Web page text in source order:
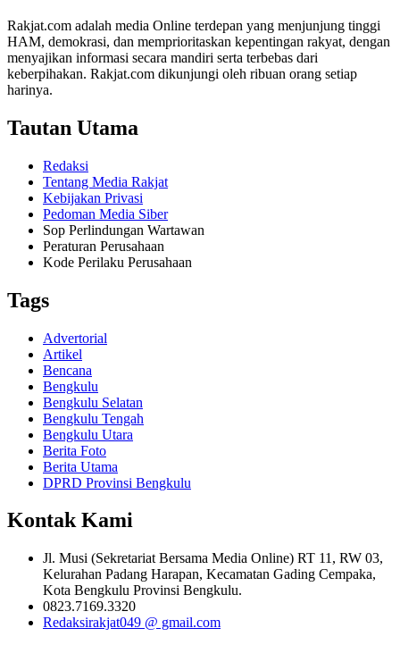
Rakjat.com adalah media Online terdepan yang menjunjung tinggi
HAM, demokrasi, dan memprioritaskan kepentingan rakyat, dengan
menyajikan informasi secara mandiri serta terbebas dari
keberpihakan. Rakjat.com dikunjungi oleh ribuan orang setiap
harinya.
Tautan Utama
Redaksi
Tentang Media Rakjat
Kebijakan Privasi
Pedoman Media Siber
Sop Perlindungan Wartawan
Peraturan Perusahaan
Kode Perilaku Perusahaan
Tags
Advertorial
Artikel
Bencana
Bengkulu
Bengkulu Selatan
Bengkulu Tengah
Bengkulu Utara
Berita Foto
Berita Utama
DPRD Provinsi Bengkulu
Kontak Kami
Jl. Musi (Sekretariat Bersama Media Online) RT 11, RW 03,
Kelurahan Padang Harapan, Kecamatan Gading Cempaka,
Kota Bengkulu Provinsi Bengkulu.
0823.7169.3320
Redaksirakjat049 @ gmail.com